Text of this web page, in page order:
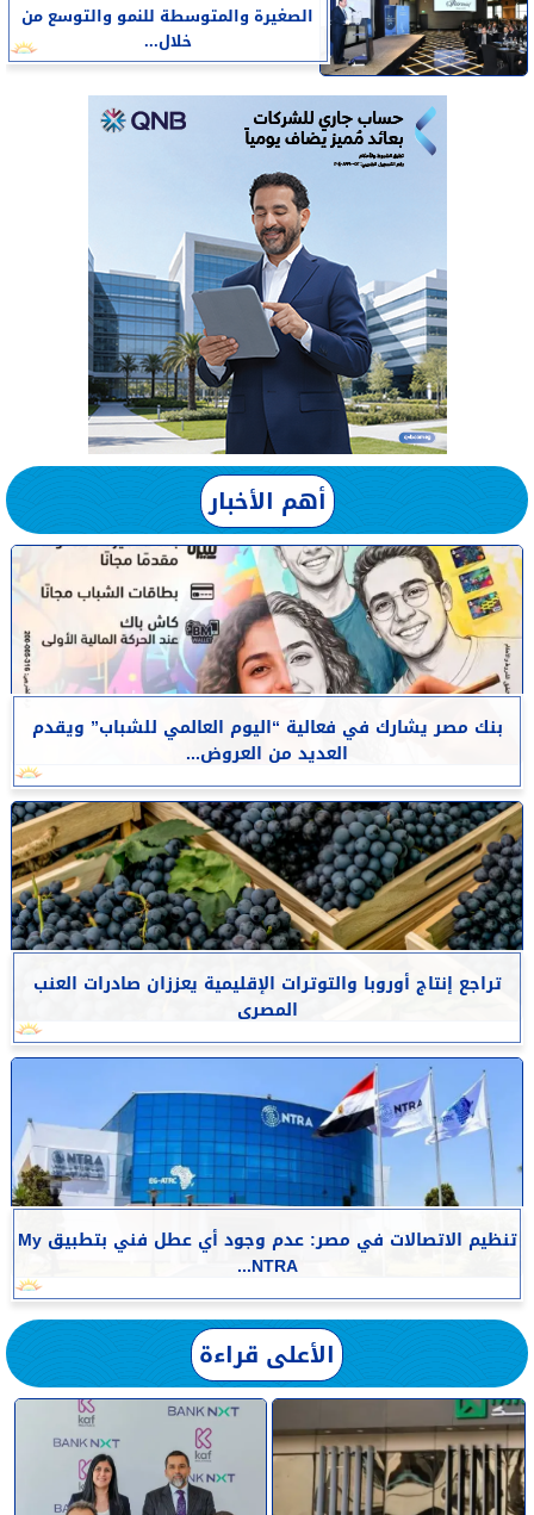
الصغيرة والمتوسطة للنمو والتوسع من
خلال...
أهم الأخبار
بنك مصر يشارك في فعالية “اليوم العالمي للشباب” ويقدم
العديد من العروض...
تراجع إنتاج أوروبا والتوترات الإقليمية يعززان صادرات العنب
المصرى
تنظيم الاتصالات في مصر: عدم وجود أي عطل فني بتطبيق My
NTRA...
الأعلى قراءة